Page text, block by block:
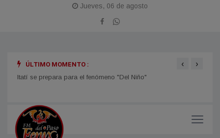
Jueves, 06 de agosto
ÚLTIMO MOMENTO :
Itatí se prepara para el fenómeno "Del Niño"
‹ ›